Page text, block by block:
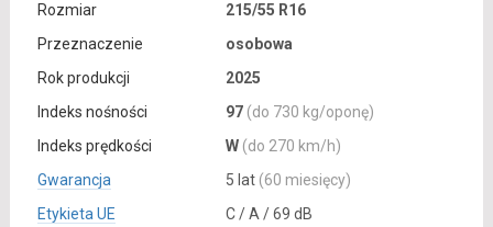
Rozmiar
215/55 R16
Przeznaczenie
osobowa
Rok produkcji
2025
Indeks nośności
97 (do 730 kg/oponę)
Indeks prędkości
W (do 270 km/h)
Gwarancja
5 lat (60 miesięcy)
Etykieta UE
C / A / 69 dB